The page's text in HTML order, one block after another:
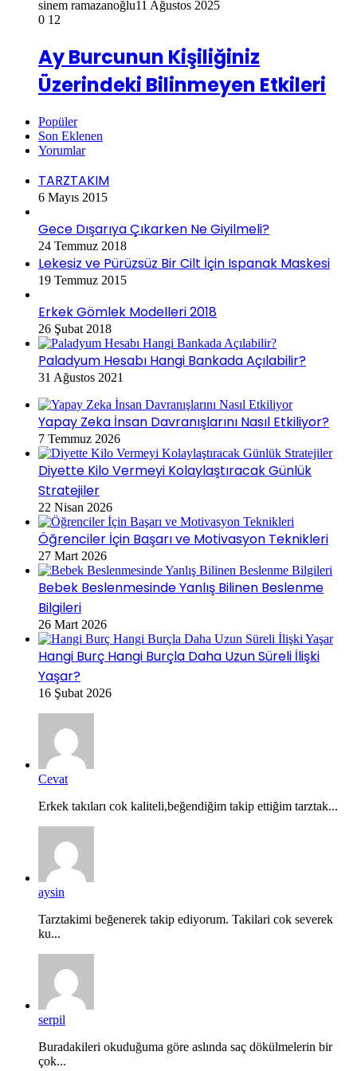
sinem ramazanoğlu11 Ağustos 2025
0 12
Ay Burcunun Kişiliğiniz
Üzerindeki Bilinmeyen Etkileri
Popüler
Son Eklenen
Yorumlar
TARZTAKIM
6 Mayıs 2015
Gece Dışarıya Çıkarken Ne Giyilmeli?
24 Temmuz 2018
Lekesiz ve Pürüzsüz Bir Cilt İçin Ispanak Maskesi
19 Temmuz 2015
Erkek Gömlek Modelleri 2018
26 Şubat 2018
Paladyum Hesabı Hangi Bankada Açılabilir?
31 Ağustos 2021
Yapay Zeka İnsan Davranışlarını Nasıl Etkiliyor?
7 Temmuz 2026
Diyette Kilo Vermeyi Kolaylaştıracak Günlük
Stratejiler
22 Nisan 2026
Öğrenciler İçin Başarı ve Motivasyon Teknikleri
27 Mart 2026
Bebek Beslenmesinde Yanlış Bilinen Beslenme
Bilgileri
26 Mart 2026
Hangi Burç Hangi Burçla Daha Uzun Süreli İlişki
Yaşar?
16 Şubat 2026
Cevat
Erkek takıları cok kaliteli,beğendiğim takip ettiğim tarztak...
aysin
Tarztakimi beğenerek takip ediyorum. Takilari cok severek
ku...
serpil
Buradakileri okuduğuma göre aslında saç dökülmelerin bir
çok...